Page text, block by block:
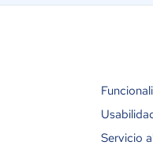
Servicio